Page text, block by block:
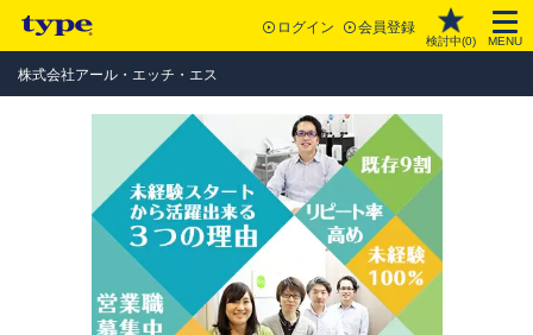
ログイン 会員登録
検討中(0) MENU
株式会社アール・エッチ・エス